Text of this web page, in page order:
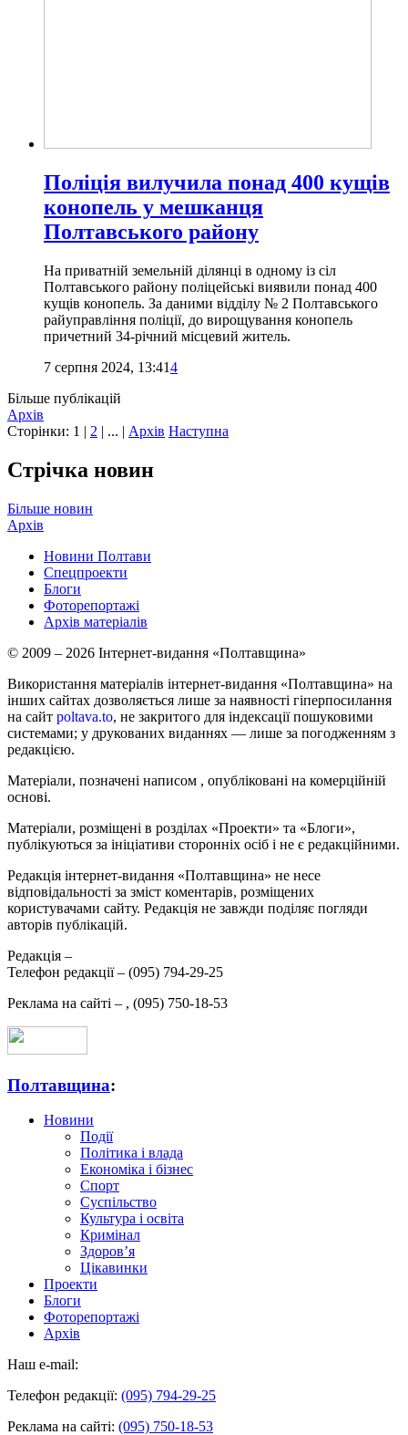
Поліція вилучила понад 400 кущів
конопель у мешканця
Полтавського району
На приватній земельній ділянці в одному із сіл
Полтавського району поліцейські виявили понад 400
кущів конопель. За даними відділу № 2 Полтавського
райуправління поліції, до вирощування конопель
причетний 34-річний місцевий житель.
7 серпня 2024, 13:414
Більше публікацій
Архів
Сторінки: 1 | 2 | ... | Архів Наступна
Стрічка новин
Більше новин
Архів
Новини Полтави
Спецпроекти
Блоги
Фоторепортажі
Архів матеріалів
© 2009 – 2026 Інтернет-видання «Полтавщина»
Використання матеріалів інтернет-видання «Полтавщина» на
інших сайтах дозволяється лише за наявності гіперпосилання
на сайт poltava.to, не закритого для індексації пошуковими
системами; у друкованих виданнях — лише за погодженням з
редакцією.
Матеріали, позначені написом , опубліковані на комерційній
основі.
Матеріали, розміщені в розділах «Проекти» та «Блоги»,
публікуються за ініціативи сторонніх осіб і не є редакційними.
Редакція інтернет-видання «Полтавщина» не несе
відповідальності за зміст коментарів, розміщених
користувачами сайту. Редакція не завжди поділяє погляди
авторів публікацій.
Редакція –
Телефон редакції – (095) 794-29-25
Реклама на сайті – , (095) 750-18-53
Полтавщина:
Новини
Події
Політика і влада
Економіка і бізнес
Спорт
Суспільство
Культура і освіта
Кримінал
Здоров’я
Цікавинки
Проекти
Блоги
Фоторепортажі
Архів
Наш e-mail:
Телефон редакції: (095) 794-29-25
Реклама на сайті: (095) 750-18-53